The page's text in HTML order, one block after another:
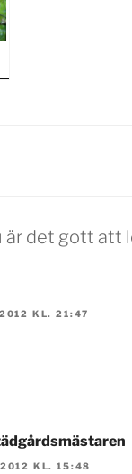
är det gott att
KL. 21:47
KL. 15:48